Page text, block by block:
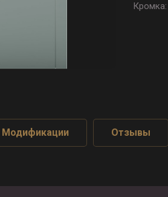
Кромка:
Модификации Отзывы